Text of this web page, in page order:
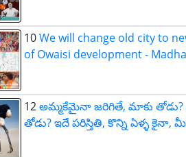
10We will change old city to
of Owaisi development -
12అమ్మకేమైనా జరిగితే, మాకు
తోడు? ఇదే పరిస్తితి, కొన్ని ఏళ్ళ కైనా,